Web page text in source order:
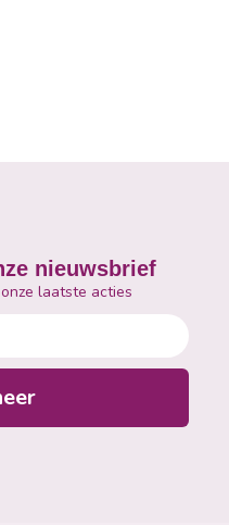
nieuwsbrief
laatste acties